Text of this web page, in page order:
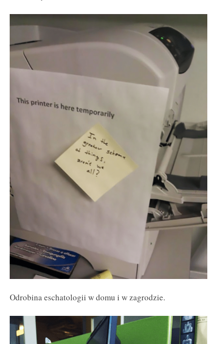
Odrobina eschatologii w domu i w zagrodzie.